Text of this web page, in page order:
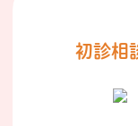
初診相